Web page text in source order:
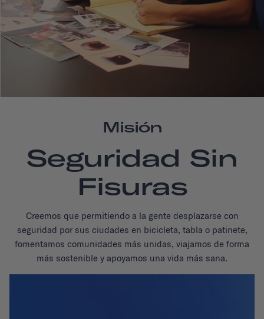
Misión
Seguridad Sin
Fisuras
Creemos que permitiendo a la gente desplazarse con
seguridad por sus ciudades en bicicleta, tabla o patinete,
fomentamos comunidades más unidas, viajamos de forma
más sostenible y apoyamos una vida más sana.